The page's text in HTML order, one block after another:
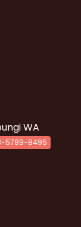
WA
5789-8495